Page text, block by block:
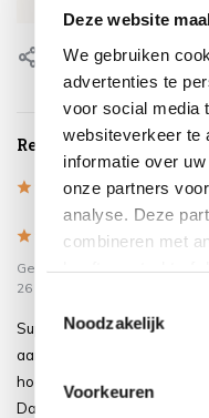
Deze website
We gebruiken
advertenties te
voor social media
websiteverkeer te
informatie over
onze partners
analyse. Deze
combineren met
Noodzakelijk
Voorkeuren
Delen
Reviews
5/5 Based
5/
Gepost door:Annette-Ruth
26 Mei 2026
Super fijne stoel! Kan ik
aanraden. Lekker dik
hoogte, kortom: echt
Daarnaast heeft het een